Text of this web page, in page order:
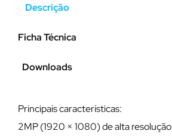
Descrição
Ficha Técnica
Downloads
Principais características:
2MP (1920 × 1080) de alta resolução